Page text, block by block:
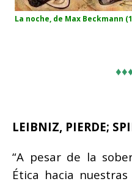
La noche, de Max Beckmann
LEIBNIZ, PIERDE;
“A pesar de la
Ética hacia